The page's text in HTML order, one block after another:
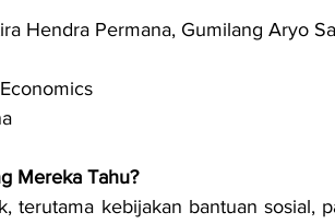
Hendra Permana, Gumilang Aryo
Mereka Tahu?
terutama kebijakan bantuan sosial,